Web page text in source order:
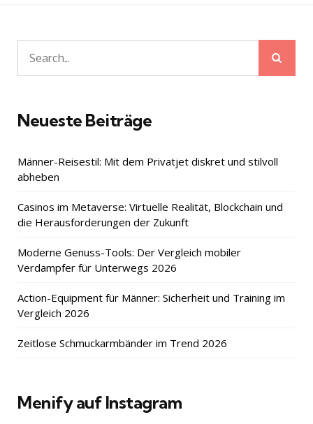
Search
for:
Neueste Beiträge
Männer-Reisestil: Mit dem Privatjet diskret und stilvoll
abheben
Casinos im Metaverse: Virtuelle Realität, Blockchain und
die Herausforderungen der Zukunft
Moderne Genuss-Tools: Der Vergleich mobiler
Verdampfer für Unterwegs 2026
Action-Equipment für Männer: Sicherheit und Training im
Vergleich 2026
Zeitlose Schmuckarmbänder im Trend 2026
Menify auf Instagram